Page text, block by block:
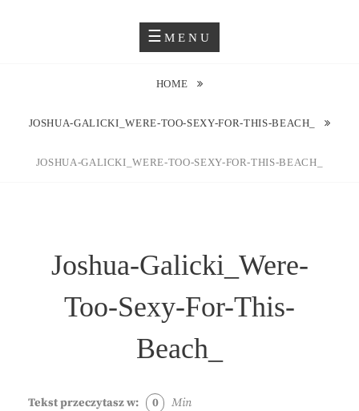
JUSTYNA EWA GROCHOWSKA
MENU
HOME
JOSHUA-GALICKI_WERE-TOO-SEXY-FOR-THIS-BEACH_
JOSHUA-GALICKI_WERE-TOO-SEXY-FOR-THIS-BEACH_
Joshua-Galicki_Were-
Too-Sexy-For-This-
Beach_
Tekst przeczytasz w: 0 Min